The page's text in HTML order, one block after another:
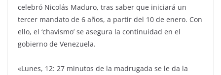
celebró Nicolás Maduro, tras saber que iniciará un
tercer mandato de 6 años, a partir del 10 de enero. Con
ello, el ‘chavismo’ se asegura la continuidad en el
gobierno de Venezuela.
«Lunes, 12: 27 minutos de la madrugada se le da la